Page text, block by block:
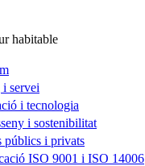
habitable
servei
i tecnologia
i sostenibilitat
públics i privats
ISO 9001 i ISO 14006